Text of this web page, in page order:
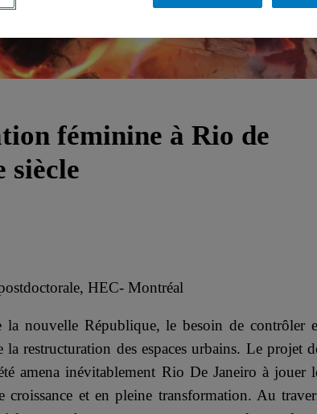
féminine à Rio de
siècle
HEC- Montréal
nouvelle République, le besoin de contrôler
restructuration des espaces urbains. Le projet
amena inévitablement Rio De Janeiro à jouer
et en pleine transformation. Au